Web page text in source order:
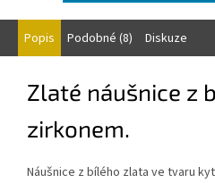
Popis Podobné (8) Diskuze
Zlaté náušnice z
zirkonem.
Náušnice z bílého zlata ve tvaru